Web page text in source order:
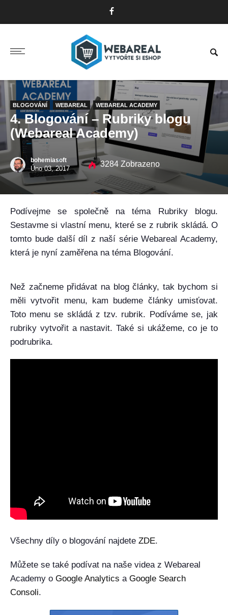
BLOGOVÁNÍ WEBAREAL WEBAREAL ACADEMY
4. Blogování – Rubriky blogu
(Webareal Academy)
bohemiasoft
Úno 03, 2017
3284 Zobrazeno
Podívejme se společně na téma Rubriky blogu.
Sestavme si vlastní menu, které se z rubrik skládá. O
tomto bude další díl z naší série Webareal Academy,
která je nyní zaměřena na téma Blogování.
Než začneme přidávat na blog články, tak bychom si
měli vytvořit menu, kam budeme články umisťovat.
Toto menu se skládá z tzv. rubrik. Podíváme se, jak
rubriky vytvořit a nastavit. Také si ukážeme, co je to
podrubrika.
Všechny díly o blogování najdete ZDE.
Můžete se také podívat na naše videa z Webareal
Academy o Google Analytics a Google Search
Consoli.